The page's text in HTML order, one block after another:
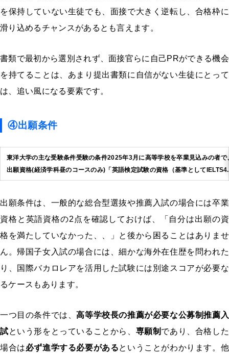
を保持していない生徒でも、面接で大きく逆転し、合格枠に
滑り込めるチャンスがあるとも言えます。
書類で最初から選別されず、面接官らに自己PRができる機会
を持てることは、あまり提出書類に自信がない生徒にとって
は、追い風になる要素です。
④出願条件
東洋大学の主な受験条件受験の条件2025年3月に高等学校を卒業見込みの者
出願資格(経済学科昼のコースのみ)「英語検定試験の資格（基準として
出願条件は、一般的な総合型選抜や推薦入試の場合には卒業
資格と英語資格の2点を確認しておけば、「自分は出願の資
格を満たしていなかった、、」と後から困ることはありませ
ん。帰国子女入試の場合には、細かな海外在住歴を問われた
り、国際バカロレアを活用した試験には別途スコアが必要な
るケースもあります。
一つ目の条件では、高等学校長の推薦が必要な公募制推薦入
試という形をとっていることから、 専願制 であり、合格した
場合は必ず進学する必要があるということがわかります。他